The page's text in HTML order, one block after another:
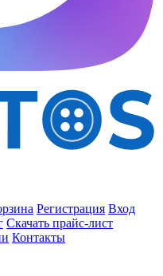
Регистрация Вход
Скачать прайс-лист
Контакты